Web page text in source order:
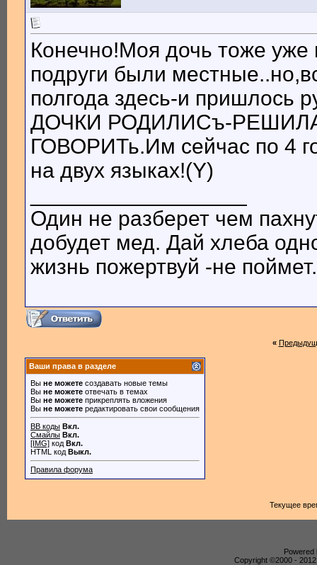
Конечно!Моя дочь тоже уже
подруги были
полгода здесь-и пришлось
ДОЧКИ РОДИЛИСъ-
ГОВОРИТь.Им сейчас по 4
на двух языках!(Y)
Один не разберет чем
добудет мед. Дай хлеба
жизнь пожертвуй -не
«
Ваши права в разделе
Вы не можете создавать новые темы
Вы не можете отвечать в темах
Вы не можете прикреплять вложения
Вы не можете редактировать свои сообщения
BB коды Вкл.
Смайлы Вкл.
[IMG] код Вкл.
HTML код Выкл.
Правила форума
Текущее
Powered
Copyright ©2000 -